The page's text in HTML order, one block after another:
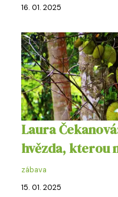
16. 01. 2025
Laura
hvězda, kterou
zábava
15. 01. 2025